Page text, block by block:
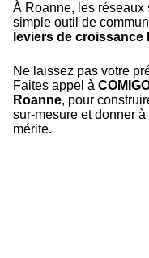
À Roanne, les réseaux
simple outil de
leviers de croissance
Ne laissez pas votre
Faites appel à
Roanne, pour
sur-mesure et donner
mérite.